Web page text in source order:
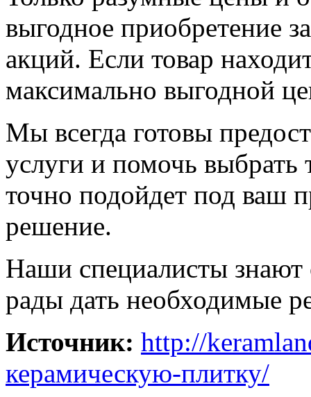
выгодное приобретение
акций. Если товар
максимально выгодной
Мы всегда готовы
услуги и помочь выбрать
точно подойдет под ваш
решение.
Наши специалисты знают
рады дать необходимые
Источник: http://
керамическую-плитку/